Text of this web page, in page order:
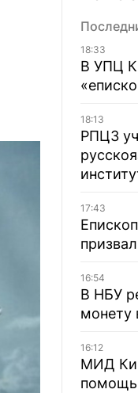
18:33
В УПЦ
18:13
РПЦЗ
17:43
16:54
В НБУ
монету
16:12
МИД